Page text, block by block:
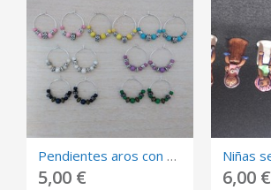
Pendientes aros con abalorios
5,00 € 6,00 €